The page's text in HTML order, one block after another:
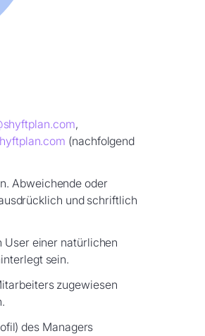
,
(nachfolgend
Abweichende oder
und schriftlich
User einer natürlichen
sein.
zugewiesen
des Managers